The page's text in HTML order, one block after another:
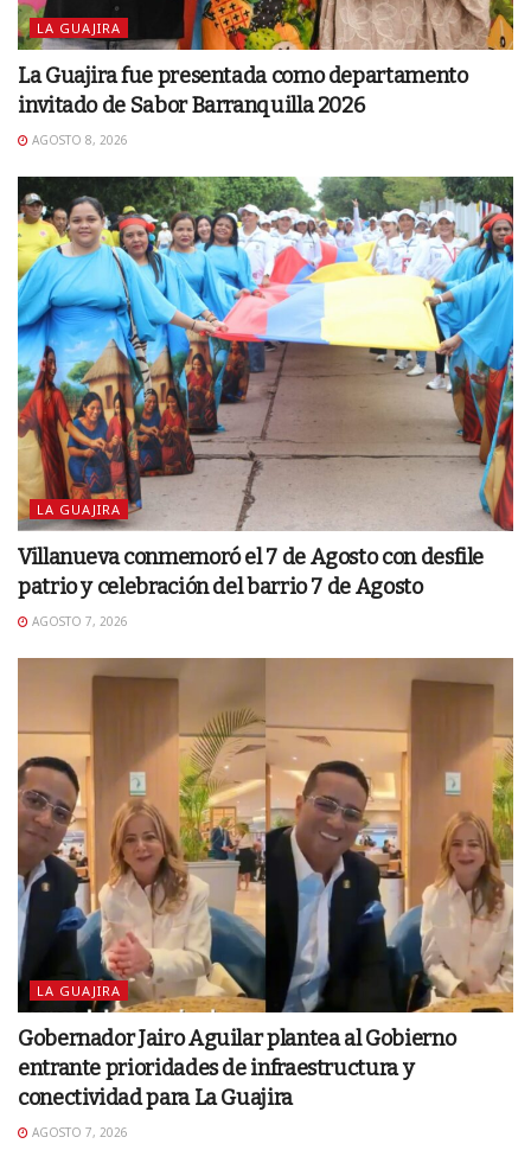
LA GUAJIRA
La Guajira fue presentada como departamento
invitado de Sabor Barranquilla 2026
AGOSTO 8, 2026
LA GUAJIRA
Villanueva conmemoró el 7 de Agosto con desfile
patrio y celebración del barrio 7 de Agosto
AGOSTO 7, 2026
LA GUAJIRA
Gobernador Jairo Aguilar plantea al Gobierno
entrante prioridades de infraestructura y
conectividad para La Guajira
AGOSTO 7, 2026